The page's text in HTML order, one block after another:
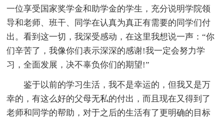
一位享受国家奖学金和助学金的学生，充分说明学院领
导和老师、班干、同学在认真为真正有需要的同学们付
出。看到这一切，我深受感动，在这里我想说一声：“你
们辛苦了，我像你们表示深深的感谢!我一定会努力学
习，全面发展，决不辜负你们的期望!”
鉴于以前的学习生活，我不是幸运的，但我又是万
幸的，有这么好的父母无私的付出，而且现在又得到了
老师和同学的帮助，对于之后的生活有了更明确的目标